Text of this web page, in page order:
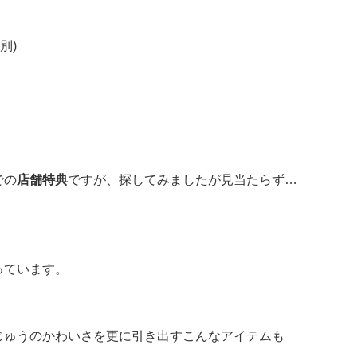
)
の店舗特典ですが、探してみましたが見当たらず…
います。
うのかわいさを更に引き出すこんなアイテムも